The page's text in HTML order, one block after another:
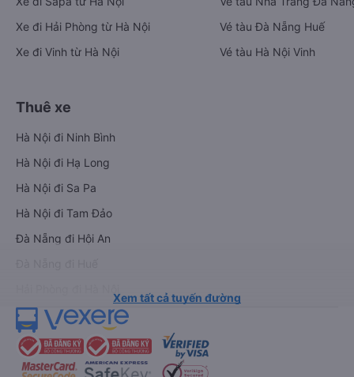
Xe đi Hải Phòng từ Hà Nội
Xe đi Vinh từ Hà Nội
Vé tàu Đà Nẵng Huế
Vé tàu Hà Nội Vinh
Thuê xe
Hà Nội đi Ninh Bình
Hà Nội đi Hạ Long
Hà Nội đi Sa Pa
Hà Nội đi Tam Đảo
Đà Nẵng đi Hội An
Xem tất cả tuyến đường